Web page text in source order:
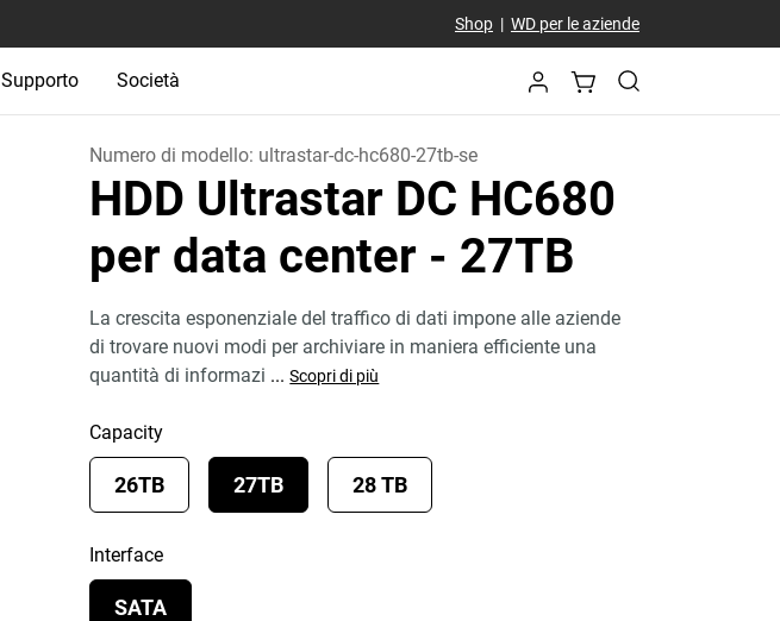
Shop| WD per le aziende
Supporto Società
Numero di modello: ultrastar-dc-hc680-27tb-se
HDD Ultrastar DC HC680
per data center - 27TB
La crescita esponenziale del traffico di dati impone alle aziende
di trovare nuovi modi per archiviare in maniera efficiente una
quantità di informazi ... Scopri di più
Capacity
26TB 27TB 28 TB
Interface
SATA